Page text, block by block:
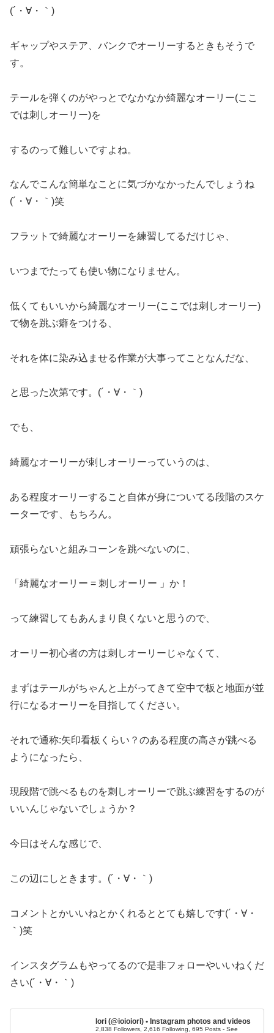
(´・∀・｀)
ギャップやステア、バンクでオーリーするときもそうで
す。
テールを弾くのがやっとでなかなか綺麗なオーリー(ここ
では刺しオーリー)を
するのって難しいですよね。
なんでこんな簡単なことに気づかなかったんでしょうね
(´・∀・｀)笑
フラットで綺麗なオーリーを練習してるだけじゃ、
いつまでたっても使い物になりません。
低くてもいいから綺麗なオーリー(ここでは刺しオーリー)
で物を跳ぶ癖をつける、
それを体に染み込ませる作業が大事ってことなんだな、
と思った次第です。(´・∀・｀)
でも、
綺麗なオーリーが刺しオーリーっていうのは、
ある程度オーリーすること自体が身についてる段階のスケ
ーターです、もちろん。
頑張らないと組みコーンを跳べないのに、
「綺麗なオーリー = 刺しオーリー 」か！
って練習してもあんまり良くないと思うので、
オーリー初心者の方は刺しオーリーじゃなくて、
まずはテールがちゃんと上がってきて空中で板と地面が並
行になるオーリーを目指してください。
それで通称:矢印看板くらい？のある程度の高さが跳べる
ようになったら、
現段階で跳べるものを刺しオーリーで跳ぶ練習をするのが
いいんじゃないでしょうか？
今日はそんな感じで、
この辺にしときます。(´・∀・｀)
コメントとかいいねとかくれるととても嬉しです(´・∀・
｀)笑
インスタグラムもやってるので是非フォローやいいねくだ
さい(´・∀・｀)
Iori (@ioioiori) • Instagram photos and videos
2,838 Followers, 2,616 Following, 695 Posts - See